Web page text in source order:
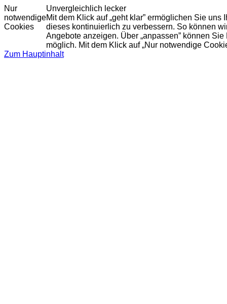
Nur
notwendige
Cookies
Unvergleichlich lecker
Mit dem Klick auf „geht klar” ermöglichen Sie
dieses kontinuierlich zu verbessern. So können
Angebote anzeigen. Über „anpassen” können
möglich. Mit dem Klick auf „Nur notwendige
Zum Hauptinhalt